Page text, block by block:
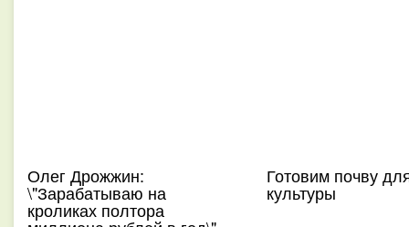
Олег Дрожжин:
\"Зарабатываю на
кроликах полтора
Готовим почву
культуры